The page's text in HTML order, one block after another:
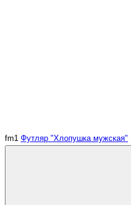
fm1 Футляр "Хлопушка мужская"